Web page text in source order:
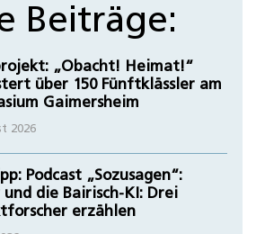
Beiträge:
„Obacht! Heimat!“
über 150 Fünftklässler am
Gaimersheim
2026
Podcast „Sozusagen“:
und die Bairisch-KI: Drei
erzählen